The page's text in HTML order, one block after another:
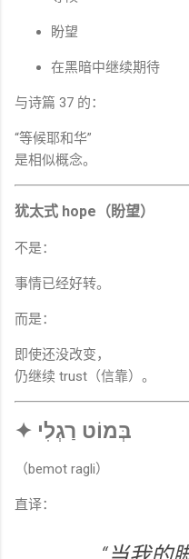
盼望
在黑暗中继续期待
与诗篇 37 的：
“等候耶和华”
是相似概念。
犹太式 hope（盼望）
不是：
事情已经好转。
而是：
即使还没改变，
仍继续 trust（信靠）。
✦ בְּמוֹט רַגְלִי
（bemot ragli）
直译：